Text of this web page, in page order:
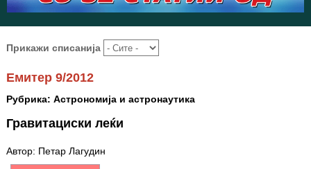
Прикажи списанија
Емитер 9/2012
Рубрика: Астрономија и астронаутика
Гравитациски леќи
Автор: Петар Лагудин